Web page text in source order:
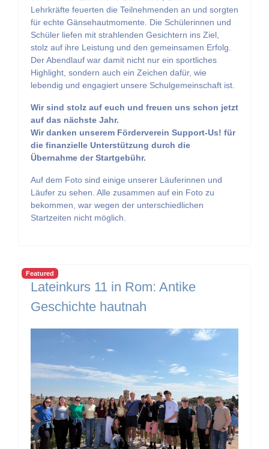
Lehrkräfte feuerten die Teilnehmenden an und sorgten
für echte Gänsehautmomente. Die Schülerinnen und
Schüler liefen mit strahlenden Gesichtern ins Ziel,
stolz auf ihre Leistung und den gemeinsamen Erfolg.
Der Abendlauf war damit nicht nur ein sportliches
Highlight, sondern auch ein Zeichen dafür, wie
lebendig und engagiert unsere Schulgemeinschaft ist.
Wir sind stolz auf euch und freuen uns schon jetzt
auf das nächste Jahr.
Wir danken unserem Förderverein Support-Us! für
die finanzielle Unterstützung durch die
Übernahme der Startgebühr.
Auf dem Foto sind einige unserer Läuferinnen und
Läufer zu sehen. Alle zusammen auf ein Foto zu
bekommen, war wegen der unterschiedlichen
Startzeiten nicht möglich.
Featured
Lateinkurs 11 in Rom: Antike
Geschichte hautnah